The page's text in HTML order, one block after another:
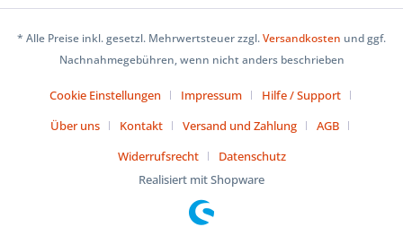
* Alle Preise inkl. gesetzl. Mehrwertsteuer zzgl.Versandkosten und ggf.
Nachnahmegebühren, wenn nicht anders beschrieben
Cookie Einstellungen Impressum
Hilfe / Support
Über uns
Kontakt Versand und Zahlung
AGB
Widerrufsrecht
Datenschutz
Realisiert mit Shopware